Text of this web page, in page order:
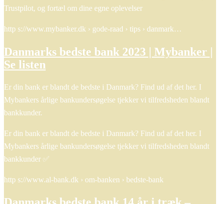
Trustpilot, og fortæl om dine egne oplevelser
http s://www.mybanker.dk › gode-raad › tips › danmark…
Danmarks bedste bank 2023 | Mybanker |
Se listen
Er din bank er blandt de bedste i Danmark? Find ud af det her. I
Mybankers årlige bankundersøgelse tjekker vi tilfredsheden blandt
bankkunder.
Er din bank er blandt de bedste i Danmark? Find ud af det her. I
Mybankers årlige bankundersøgelse tjekker vi tilfredsheden blandt
bankkunder ✅
http s://www.al-bank.dk › om-banken › bedste-bank